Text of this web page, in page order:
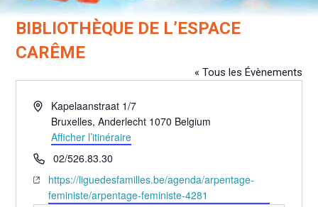
BIBLIOTHÈQUE DE L’ESPACE
CARÊME
« Tous les Évènements
AdresseKapelaanstraat 1/7
Bruxelles, Anderlecht 1070 Belgium
Afficher l’itinéraire
Téléphone
02/526.83.30
Site
web
https://liguedesfamilles.be/agenda/arpentage-
feministe/arpentage-feministe-4281